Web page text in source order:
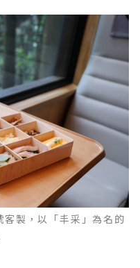
製，以「丰采」為名的